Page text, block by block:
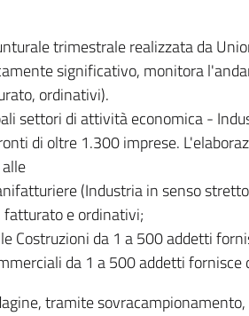
trimestrale realizzata da
significativo, monitora
ordinativi).
settori di attività economica -
di oltre 1.300 imprese.
(Industria in senso
fatturato e ordinativi;
Costruzioni da 1 a 500 addetti
da 1 a 500 addetti
tramite